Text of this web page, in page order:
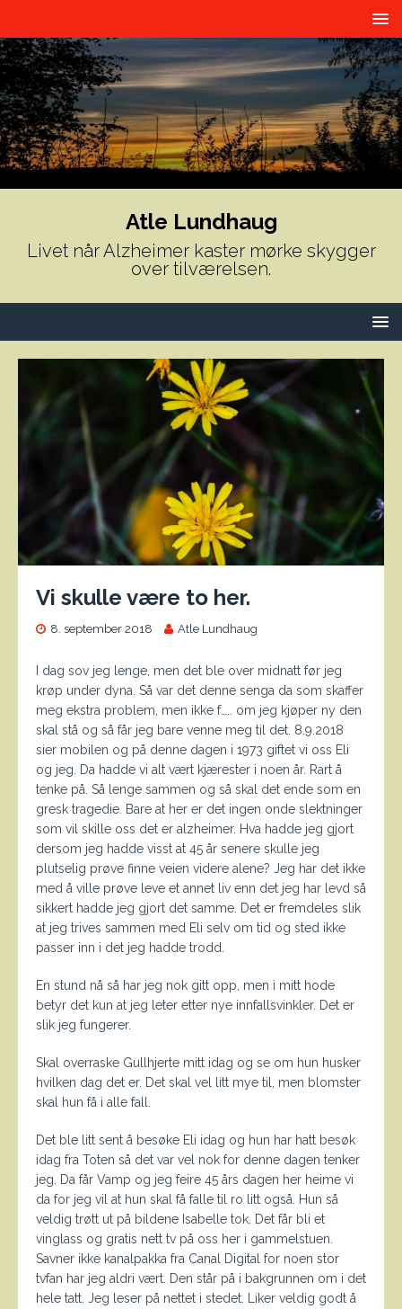
Atle Lundhaug
Livet når Alzheimer kaster mørke skygger
over tilværelsen.
Vi skulle være to her.
8. september 2018 Atle Lundhaug
I dag sov jeg lenge, men det ble over midnatt før jeg
krøp under dyna. Så var det denne senga da som skaffer
meg ekstra problem, men ikke f….. om jeg kjøper ny den
skal stå og så får jeg bare venne meg til det. 8.9.2018
sier mobilen og på denne dagen i 1973 giftet vi oss Eli
og jeg. Da hadde vi alt vært kjærester i noen år. Rart å
tenke på. Så lenge sammen og så skal det ende som en
gresk tragedie. Bare at her er det ingen onde slektninger
som vil skille oss det er alzheimer. Hva hadde jeg gjort
dersom jeg hadde visst at 45 år senere skulle jeg
plutselig prøve finne veien videre alene? Jeg har det ikke
med å ville prøve leve et annet liv enn det jeg har levd så
sikkert hadde jeg gjort det samme. Det er fremdeles slik
at jeg trives sammen med Eli selv om tid og sted ikke
passer inn i det jeg hadde trodd.
En stund nå så har jeg nok gitt opp, men i mitt hode
betyr det kun at jeg leter etter nye innfallsvinkler. Det er
slik jeg fungerer.
Skal overraske Gullhjerte mitt idag og se om hun husker
hvilken dag det er. Det skal vel litt mye til, men blomster
skal hun få i alle fall.
Det ble litt sent å besøke Eli idag og hun har hatt besøk
idag fra Toten så det var vel nok for denne dagen tenker
jeg. Da får Vamp og jeg feire 45 års dagen her heime vi
da for jeg vil at hun skal få falle til ro litt også. Hun så
veldig trøtt ut på bildene Isabelle tok. Det får bli et
vinglass og gratis nett tv på oss her i gammelstuen.
Savner ikke kanalpakka fra Canal Digital for noen stor
tvfan har jeg aldri vært. Den står på i bakgrunnen om i det
hele tatt. Jeg leser på nettet i stedet. Liker veldig godt å